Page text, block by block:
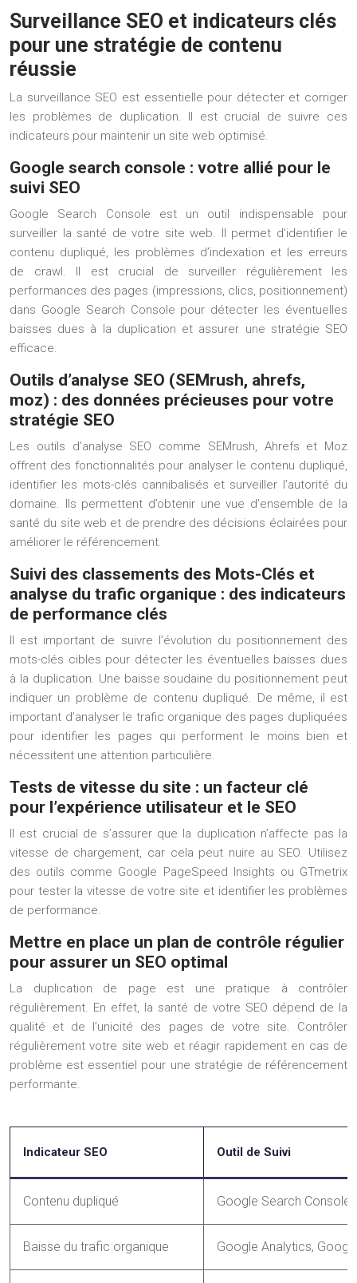
Surveillance SEO et indicateurs clés
pour une stratégie de contenu
réussie
La surveillance SEO est essentielle pour détecter et corriger
les problèmes de duplication. Il est crucial de suivre ces
indicateurs pour maintenir un site web optimisé.
Google search console : votre allié pour le
suivi SEO
Google Search Console est un outil indispensable pour
surveiller la santé de votre site web. Il permet d’identifier le
contenu dupliqué, les problèmes d’indexation et les erreurs
de crawl. Il est crucial de surveiller régulièrement les
performances des pages (impressions, clics, positionnement)
dans Google Search Console pour détecter les éventuelles
baisses dues à la duplication et assurer une stratégie SEO
efficace.
Outils d’analyse SEO (SEMrush, ahrefs,
moz) : des données précieuses pour votre
stratégie SEO
Les outils d’analyse SEO comme SEMrush, Ahrefs et Moz
offrent des fonctionnalités pour analyser le contenu dupliqué,
identifier les mots-clés cannibalisés et surveiller l’autorité du
domaine. Ils permettent d’obtenir une vue d’ensemble de la
santé du site web et de prendre des décisions éclairées pour
améliorer le référencement.
Suivi des classements des Mots-Clés et
analyse du trafic organique : des indicateurs
de performance clés
Il est important de suivre l’évolution du positionnement des
mots-clés cibles pour détecter les éventuelles baisses dues
à la duplication. Une baisse soudaine du positionnement peut
indiquer un problème de contenu dupliqué. De même, il est
important d’analyser le trafic organique des pages dupliquées
pour identifier les pages qui performent le moins bien et
nécessitent une attention particulière.
Tests de vitesse du site : un facteur clé
pour l’expérience utilisateur et le SEO
Il est crucial de s’assurer que la duplication n’affecte pas la
vitesse de chargement, car cela peut nuire au SEO. Utilisez
des outils comme Google PageSpeed Insights ou GTmetrix
pour tester la vitesse de votre site et identifier les problèmes
de performance.
Mettre en place un plan de contrôle régulier
pour assurer un SEO optimal
La duplication de page est une pratique à contrôler
régulièrement. En effet, la santé de votre SEO dépend de la
qualité et de l’unicité des pages de votre site. Contrôler
régulièrement votre site web et réagir rapidement en cas de
problème est essentiel pour une stratégie de référencement
performante.
Indicateur SEO Outil de Suivi
Contenu dupliqué Google Search Console,
Baisse du trafic organique Google Analytics,